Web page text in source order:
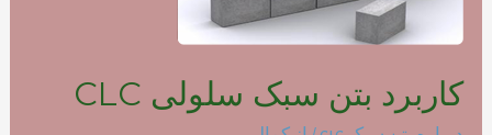
کاربرد بتن سبک سلولی CLC